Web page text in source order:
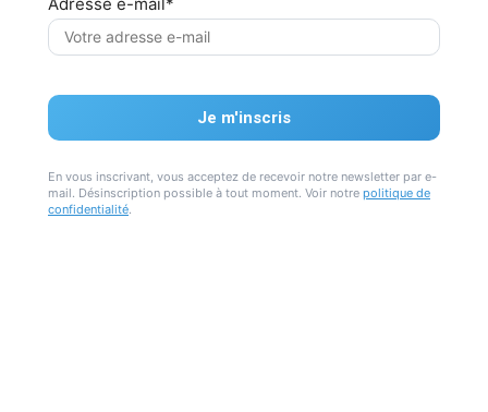
En vous inscrivant, vous acceptez de recevoir notre newsletter par e-
mail. Désinscription possible à tout moment. Voir notre politique de
confidentialité.